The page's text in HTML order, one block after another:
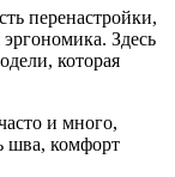
перенастройки,
Здесь
которая
и много,
шва, комфорт